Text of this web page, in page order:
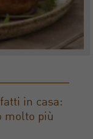
in casa:
molto più